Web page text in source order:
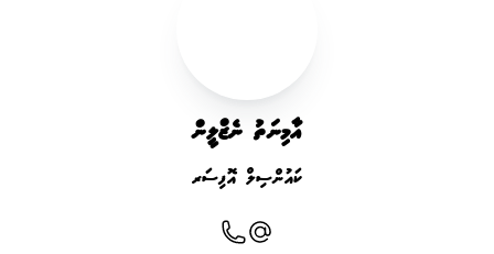
އާމިނަތު ނެޒްލީން
ކައުންސިލް އޮފިސަރ